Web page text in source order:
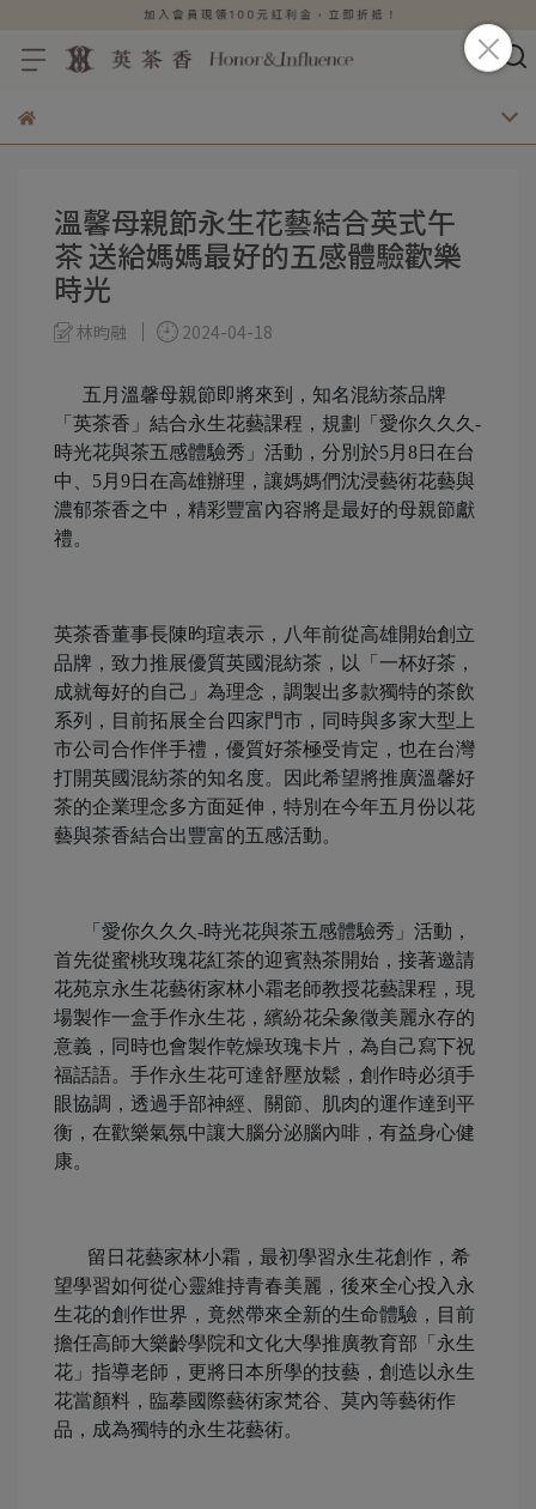
溫馨母親節永生花藝結合英式午
茶 送給媽媽最好的五感體驗歡樂
時光
林昀融 2024-04-18
五月溫馨母親節即將來到，知名混紡茶品牌
「英茶香」結合永生花藝課程，規劃「愛你久久久-
時光花與茶五感體驗秀」活動，分別於5月8日在台
中、5月9日在高雄辦理，讓媽媽們沈浸藝術花藝與
濃郁茶香之中，精彩豐富內容將是最好的母親節獻
禮。
英茶香董事長陳昀瑄表示，八年前從高雄開始創立
品牌，致力推展優質英國混紡茶，以「一杯好茶，
成就每好的自己」為理念，調製出多款獨特的茶飲
系列，目前拓展全台四家門市，同時與多家大型上
市公司合作伴手禮，優質好茶極受肯定，也在台灣
打開英國混紡茶的知名度。因此希望將推廣溫馨好
茶的企業理念多方面延伸，特別在今年五月份以花
藝與茶香結合出豐富的五感活動。
「愛你久久久-時光花與茶五感體驗秀」活動，
首先從蜜桃玫瑰花紅茶的迎賓熱茶開始，接著邀請
花苑京永生花藝術家林小霜老師教授花藝課程，現
場製作一盒手作永生花，繽紛花朵象徵美麗永存的
意義，同時也會製作乾燥玫瑰卡片，為自己寫下祝
福話語。手作永生花可達舒壓放鬆，創作時必須手
眼協調，透過手部神經、關節、肌肉的運作達到平
衡，在歡樂氣氛中讓大腦分泌腦內啡，有益身心健
康。
留日花藝家林小霜，最初學習永生花創作，希
望學習如何從心靈維持青春美麗，後來全心投入永
生花的創作世界，竟然帶來全新的生命體驗，目前
擔任高師大樂齡學院和文化大學推廣教育部「永生
花」指導老師，更將日本所學的技藝，創造以永生
花當顏料，臨摹國際藝術家梵谷、莫內等藝術作
品，成為獨特的永生花藝術。